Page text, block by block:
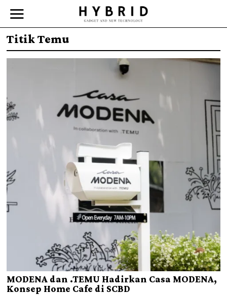
Titik Temu
MODENA dan .TEMU Hadirkan Casa MODENA,
Konsep Home Cafe di SCBD